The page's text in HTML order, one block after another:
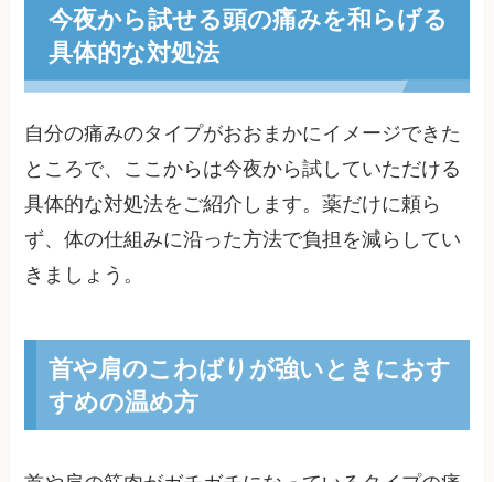
今夜から試せる頭の痛みを和らげる
具体的な対処法
自分の痛みのタイプがおおまかにイメージできた
ところで、ここからは今夜から試していただける
具体的な対処法をご紹介します。薬だけに頼ら
ず、体の仕組みに沿った方法で負担を減らしてい
きましょう。
首や肩のこわばりが強いときにおす
すめの温め方